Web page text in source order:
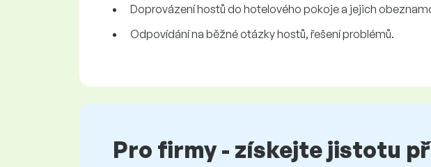
Doprovázení hostů do hotelového pokoje a jejich
Odpovídání na běžné otázky hostů, řešení problémů.
Pro firmy - získejte jistotu